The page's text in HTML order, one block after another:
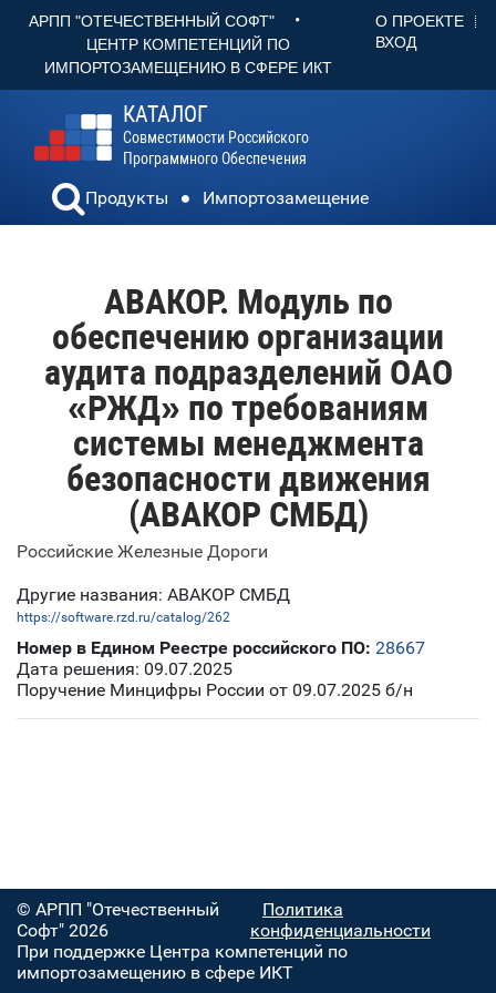
АРПП "ОТЕЧЕСТВЕННЫЙ СОФТ" •
ЦЕНТР КОМПЕТЕНЦИЙ ПО
ИМПОРТОЗАМЕЩЕНИЮ В СФЕРЕ ИКТ
О ПРОЕКТЕ
ВХОД
КАТАЛОГ
Совместимости Российского
Программного Обеспечения
Продукты Импортозамещение
АВАКОР. Модуль по
обеспечению организации
аудита подразделений ОАО
«РЖД» по требованиям
системы менеджмента
безопасности движения
(АВАКОР СМБД)
Российские Железные Дороги
Другие названия: АВАКОР СМБД
https://software.rzd.ru/catalog/262
Номер в Едином Реестре российского ПО: 28667
Дата решения: 09.07.2025
Поручение Минцифры России от 09.07.2025 б/н
© АРПП "Отечественный
Софт" 2026
Политика
конфиденциальности
При поддержке Центра компетенций по
импортозамещению в сфере ИКТ